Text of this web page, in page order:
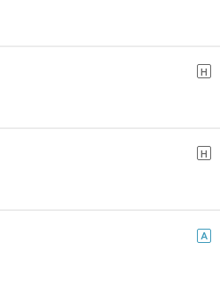
H
H
A